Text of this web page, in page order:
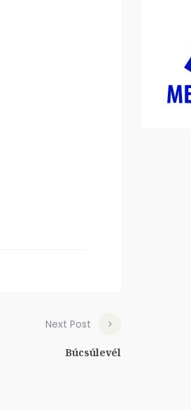
Next Post
Búcsúlevél